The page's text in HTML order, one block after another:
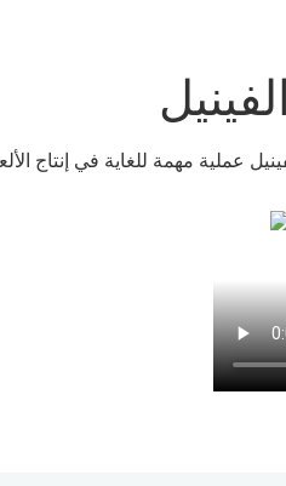
عملية مهمة للغاية في إنتاج